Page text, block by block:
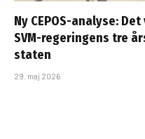
Ny CEPOS-analyse:
SVM-regeringens tre
staten
29. maj 2026